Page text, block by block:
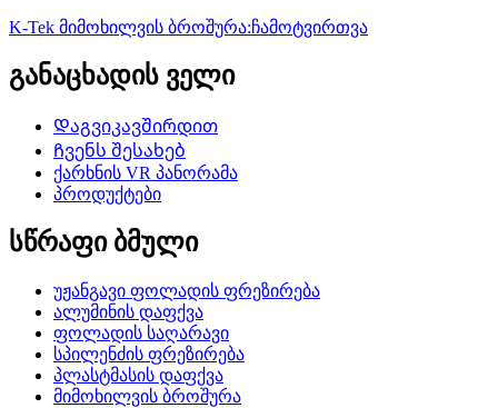
K-Tek მიმოხილვის ბროშურა:ჩამოტვირთვა
განაცხადის ველი
Დაგვიკავშირდით
Ჩვენს შესახებ
ქარხნის VR პანორამა
პროდუქტები
სწრაფი ბმული
უჟანგავი ფოლადის ფრეზირება
ალუმინის დაფქვა
ფოლადის საღარავი
სპილენძის ფრეზირება
პლასტმასის დაფქვა
მიმოხილვის ბროშურა